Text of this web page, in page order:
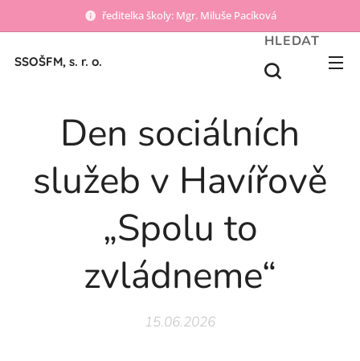
ředitelka školy: Mgr. Miluše Pacíková
SSOŠFM, s. r. o.
HLEDAT
Den sociálních
služeb v Havířově
„Spolu to
zvládneme“
15.06.2026